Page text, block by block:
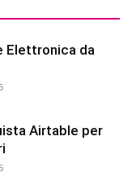
Elettronica da
Airtable per